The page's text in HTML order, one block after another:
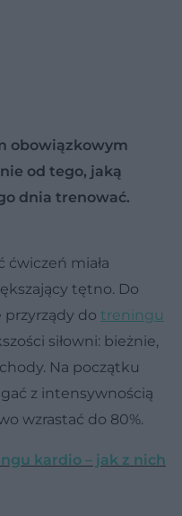
obowiązkowym
od tego, jaką
dnia trenować.
ćwiczeń miała
tętno. Do
do treningu
siłowni: bieżnie,
Na początku
z intensywnością
wzrastać do 80%.
kardio – jak z nich